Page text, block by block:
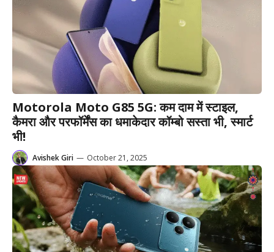
Motorola Moto G85 5G: कम दाम में स्टाइल,
कैमरा और परफॉर्मेंस का धमाकेदार कॉम्बो सस्ता भी, स्मार्ट
भी!
Avishek Giri — October 21, 2025